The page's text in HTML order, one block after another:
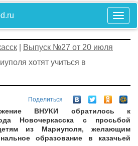
Выпуск №27 от 20 июля
хотят учиться в
Поделиться
ВНУКИ обратилось к
Новочеркасска с просьбой
из Мариуполя, желающим
образование в казачьей